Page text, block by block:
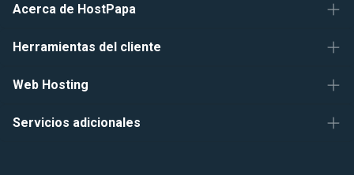
Acerca de HostPapa
Herramientas del cliente
Web Hosting
Servicios adicionales